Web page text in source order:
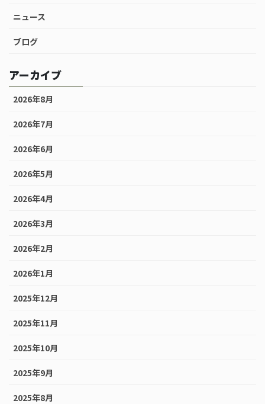
ニュース
ブログ
アーカイブ
2026年8月
2026年7月
2026年6月
2026年5月
2026年4月
2026年3月
2026年2月
2026年1月
2025年12月
2025年11月
2025年10月
2025年9月
2025年8月